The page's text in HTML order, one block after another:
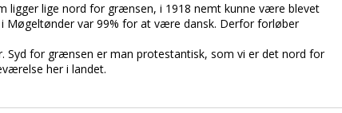
ligger lige nord for grænsen, i 1918 nemt kunne være blevet
Møgeltønder var 99% for at være dansk. Derfor forløber
Syd for grænsen er man protestantisk, som vi er det nord for
her i landet.